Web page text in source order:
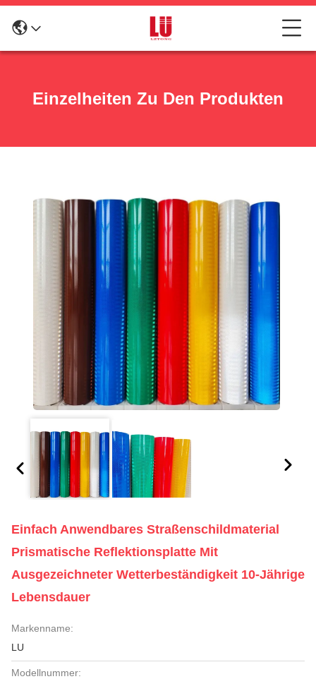
Einzelheiten Zu Den Produkten
Einfach Anwendbares Straßenschildmaterial
Prismatische Reflektionsplatte Mit
Ausgezeichneter Wetterbeständigkeit 10-Jährige
Lebensdauer
Markenname:
LU
Modellnummer: